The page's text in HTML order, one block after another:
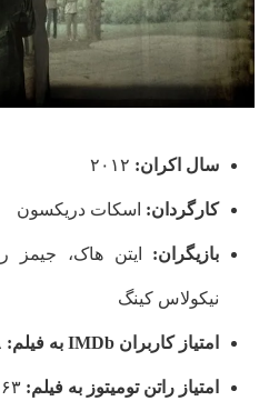
سال اکران:
کارگردان: اسکات دریکسون
بازیگران: ایتن هاک، جیمز
نیکولاس کینگ
امتیاز کاربران IMDbبه فیلم:
امتیاز راتن تومیتوز به فیلم: